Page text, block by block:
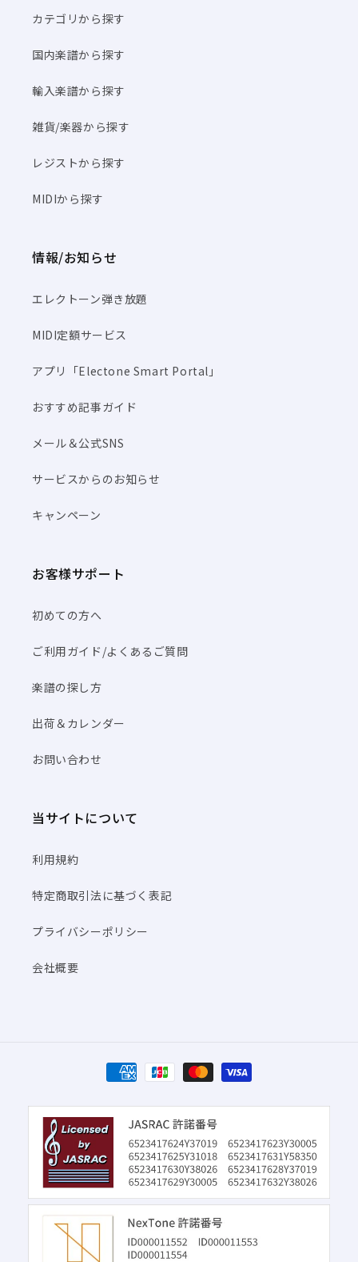
カテゴリから探す
国内楽譜から探す
輸入楽譜から探す
雑貨/楽器から探す
レジストから探す
MIDIから探す
情報/お知らせ
エレクトーン弾き放題
MIDI定額サービス
アプリ「Electone Smart Portal」
おすすめ記事ガイド
メール＆公式SNS
サービスからのお知らせ
キャンペーン
お客様サポート
初めての方へ
ご利用ガイド/よくあるご質問
楽譜の探し方
出荷＆カレンダー
お問い合わせ
当サイトについて
利用規約
特定商取引法に基づく表記
プライバシーポリシー
会社概要
決
済
方
法